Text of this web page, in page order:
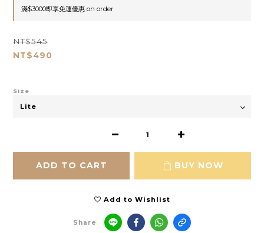
滿$3000即享免運優惠 on order
NT$545
NT$490
Size
ADD TO CART BUY NOW
Add to Wishlist
Share